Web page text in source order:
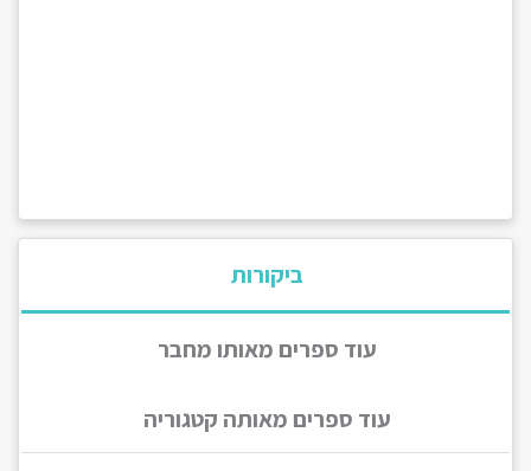
ביקורות
עוד ספרים מאותו מחבר
עוד ספרים מאותה קטגוריה